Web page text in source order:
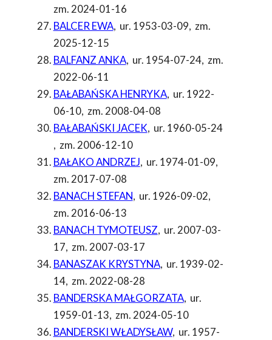
zm. 2024-01-16
BALCER EWA, ur. 1953-03-09, zm.
2025-12-15
BALFANZ ANKA, ur. 1954-07-24, zm.
2022-06-11
BAŁABAŃSKA HENRYKA, ur. 1922-
06-10, zm. 2008-04-08
BAŁABAŃSKI JACEK, ur. 1960-05-24
, zm. 2006-12-10
BAŁAKO ANDRZEJ, ur. 1974-01-09,
zm. 2017-07-08
BANACH STEFAN, ur. 1926-09-02,
zm. 2016-06-13
BANACH TYMOTEUSZ, ur. 2007-03-
17, zm. 2007-03-17
BANASZAK KRYSTYNA, ur. 1939-02-
14, zm. 2022-08-28
BANDERSKA MAŁGORZATA, ur.
1959-01-13, zm. 2024-05-10
BANDERSKI WŁADYSŁAW, ur. 1957-